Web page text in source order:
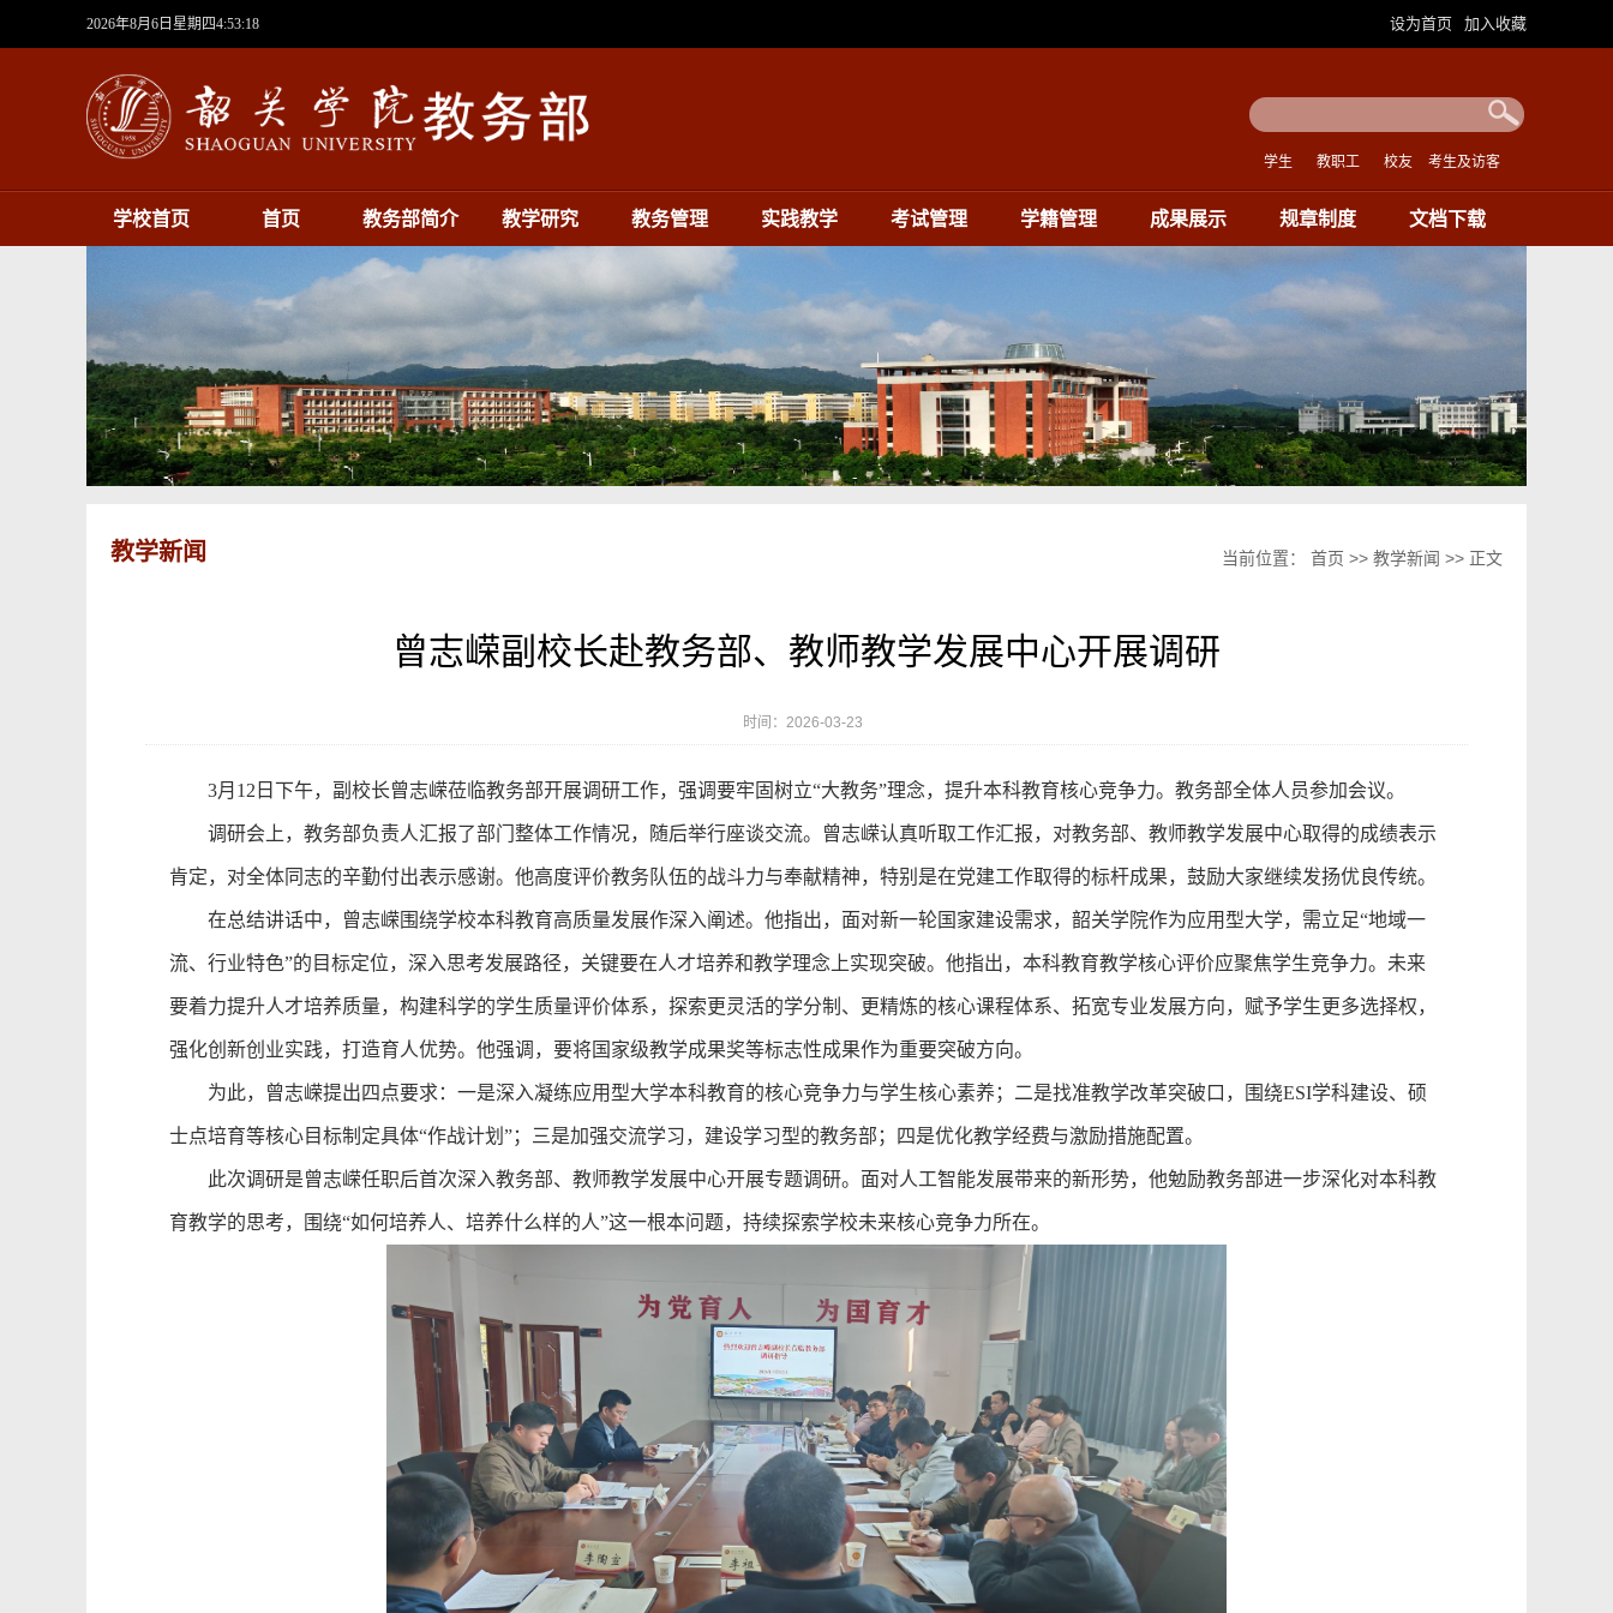
2026年8月6日星期四4:53:19 设为首页 加入收藏
学生 教职工 校友 考生及访客
学校首页 首页 教务部简介 教学研究 教务管理 实践教学 考试管理 学籍管理 成果展示 规章制度 文档下载
教学新闻 当前位置： 首页 >> 教学新闻 >> 正文
曾志嵘副校长赴教务部、教师教学发展中心开展调研
时间：2026-03-23
3月12日 下午，副校长曾志嵘莅临教务部开展调研工作，强调要牢固树立“大教务”理念， 提升本科教育核心竞争力。教务部全体人员参加会议。
调研会上 ， 教务部负责人汇报了部门 整体工作情况， 随后举行座谈交流。 曾志嵘认真听取工作汇报， 对教务部、 教师教学发展中心取得的成绩表示
肯定， 对全体同志的辛勤付出表示感谢。他高度评价教务队伍的战斗力与奉献精神，特别是在党建工作取得的标杆成果，鼓励大家继续发扬优良传统。
在总结讲话中， 曾志嵘围绕学校本科教育高质量发展作深入阐述。他指出， 面对新一轮国家建设需求，韶关学院作为应用型大学， 需立足“地域一
流、行业特色”的 目标定位， 深入思考发展路径，关键要在人才培养和教学理念 上实现突破。他指出，本科教育教学核心评价应聚焦学生竞争力。未来
要着力提升人才培养质量，构建科学的学生质量评价体系， 探索更灵活的学分制、 更精炼的核心课程体系、拓宽专业发展方向，赋予学生更多选择权，
强化创新创业实践，打造育人优势。他强调，要将国家级教学成果奖等标志性成果作为重要突破方向。
为此，曾志嵘提出四 点要求：一是深入凝练应用型大学本科教育的核心竞争力与学生核心素养；二是找准教学改革突破口， 围绕ESI学科建设、硕
士点培育等核心目标制定具体“作战计划 ”；三是加强交流学习，建设学习型的教务部 ；四是优化教学经费与激励措施配置。
此次调研是曾志嵘任职后首次深入教务部、教师教学发展中心开展专题调研。面对人工智能发展带来的新形势，他勉励教务部进一步深化对本科教
育教学的思考，围绕“如何培养人、培养什么样的人”这一根本问题，持续探索学校未来核心竞争力所在。